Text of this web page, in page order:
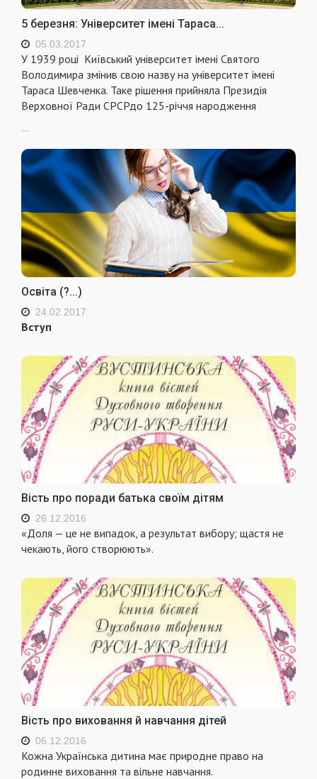
5 березня: Університет імені Тараса...
05.03.2017
У 1939 році Київський університет імені Святого
Володимира змінив свою назву на університет імені
Тараса Шевченка. Таке рішення прийняла Президія
Верховної Ради СРСРдо 125-річчя народження
Освіта (?...)
24.02.2017
Вступ
Вість про поради батька своїм дітям
26.12.2016
«Доля — це не випадок, а результат вибору; щастя не
чекають, його створюють».
Вість про виховання й навчання дітей
06.12.2016
Кожна Українська дитина має природне право на
родинне виховання та вільне навчання.